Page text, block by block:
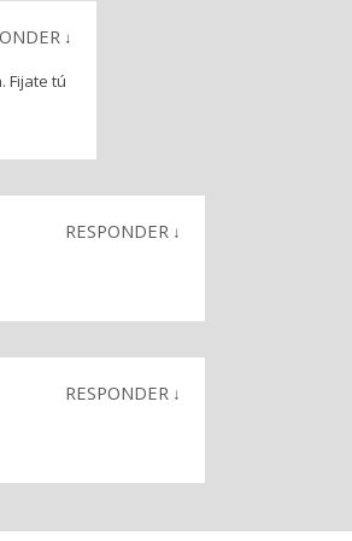
↓
Fijate tú
RESPONDER ↓
RESPONDER ↓